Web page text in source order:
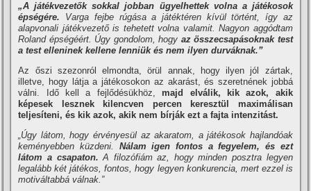
„A játékvezetők sokkal jobban ügyelhettek volna a játékosok
épségére. Varga fejbe rúgása a játéktéren kí­vül történt, í­gy az
alapvonali játékvezető is tehetett volna valamit. Nagyon aggódtam
Roland épségéért. Úgy gondolom, hogy az összecsapásoknak test
a test elleninek kellene lenniük és nem ilyen durváknak.”
Az őszi szezonról elmondta, örül annak, hogy ilyen jól zártak,
illetve, hogy látja a játékosokon az akarást, és szeretnének jobbá
válni. Idő kell a fejlődésükhöz, majd elválik, kik azok, akik
képesek lesznek kilencven percen keresztül maximálisan
teljesí­teni, és kik azok, akik nem bí­rják ezt a fajta intenzitást.
„Úgy látom, hogy érvényesül az akaratom, a játékosok hajlandóak
keményebben küzdeni. Nálam igen fontos a fegyelem, és ezt
látom a csapaton.A filozófiám az, hogy minden posztra legyen
legalább két játékos, fontos, hogy legyen konkurencia, mert ezzel is
motiváltabbá válnak.”